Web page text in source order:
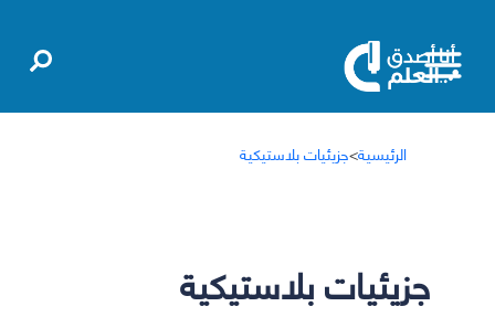
الرئيسية>جزيئيات بلاستيكية
جزيئيات بلاستيكية